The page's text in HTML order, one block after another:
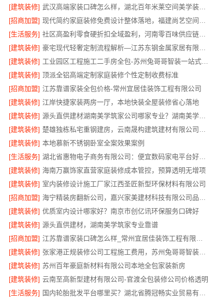
[建筑装修]
武汉高端家装口碑怎么样，湖北百年米莱空间美学装饰材料有限公司
[招商加盟]
[生活服务]
社区高盈利零食硬折扣全域盈利，河南零百味供应链有限公司
[建筑装修]
[建筑装修]
工业园区工程施工二手房全包-苏州兔哥哥智装一站式服务
[建筑装修] 顶派全铝高端定制家庭装修个性定制收费标准
[招商加盟] 江苏靠谱家装全包价格-常州宜居佳装饰工程有限公司
[建筑装修] 江岸快捷家装两房一厅，本地快装全屋装修省心落地
[建筑装修]
源头直供建材湖南美学筑家公司哪家专业？湖南美学筑家建材有限公司
[建筑装修]
[建筑装修] 本地慕新不锈钢卧室全案效果案例
[生活服务]
湖北省惠物电子商务有限公司：便宜数码家电平台好不好
[建筑装修] 海南万赢饰家直营家庭装修成本管控，预算透明无增项
[建筑装修] 室内装修设计施工厂家江西圣匠新型环保材料有限公司
[招商加盟]
[建筑装修] 优质室内设计哪家好？南京市创亿讯环保服务口碑好
[建筑装修] 源头直供建材，湖南美学筑家专业靠谱
[招商加盟]
[建筑装修]
张家港正规装修公司工程施工费用，苏州兔哥哥智装透明报价
[建筑装修] 苏州百年豪庭新材料有限公司本地全包家装新房
[建筑装修] 云南至高新型建材有限公司-官渡全包装修公司价格透明
[生活服务]